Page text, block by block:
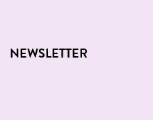
NEWSLETTER